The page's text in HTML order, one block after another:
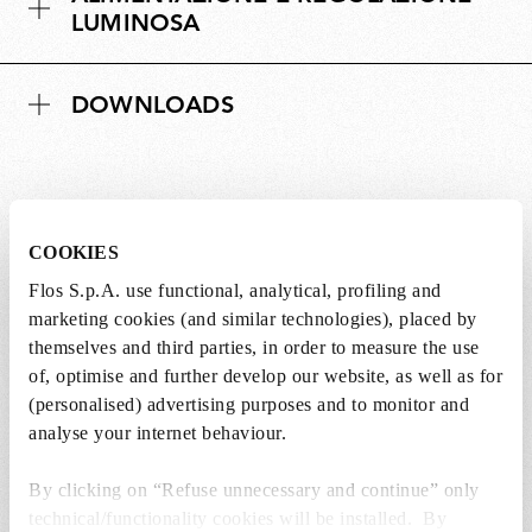
COOKIES
Flos S.p.A. use functional, analytical, profiling and
marketing cookies (and similar technologies), placed by
themselves and third parties, in order to measure the use
of, optimise and further develop our website, as well as for
(personalised) advertising purposes and to monitor and
analyse your internet behaviour.
By clicking on “Refuse unnecessary and continue” only
technical/functionality cookies will be installed. By
LUMINOSA
DOWNLOADS
Lampadine non incluse
Le lampadine per questo prodotto devono
essere acquistate separatamente. È possibile
scegliere tra le opzioni consigliate e
aggiungerle direttamente al carrello.
€
€ 57,00